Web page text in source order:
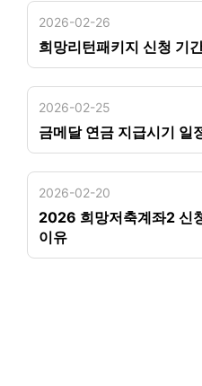
2026-02-26
희망리턴패키지 신청 기
2026-02-25
금메달 연금 지급시기 일
2026-02-20
2026 희망저축계좌2 신
이유